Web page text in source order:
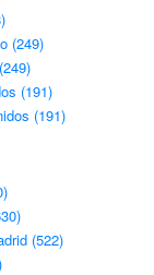
(249)
(191)
(191)
(522)